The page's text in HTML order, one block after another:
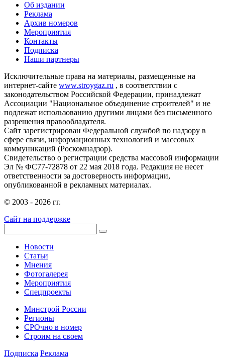
Об издании
Реклама
Архив номеров
Мероприятия
Контакты
Подписка
Наши партнеры
Исключительные права на материалы, размещенные на
интернет-сайте www.stroygaz.ru , в соответствии с
законодательством Российской Федерации, принадлежат
Ассоциации "Национальное объединение строителей" и не
подлежат использованию другими лицами без письменного
разрешения правообладателя.
Сайт зарегистрирован Федеральной службой по надзору в
сфере связи, информационных технологий и массовых
коммуникаций (Роскомнадзор).
Свидетельство о регистрации средства массовой информации
Эл № ФС77-72878 от 22 мая 2018 года. Редакция не несет
ответственности за достоверность информации,
опубликованной в рекламных материалах.
© 2003 - 2026 гг.
Сайт на поддержке
Новости
Статьи
Мнения
Фотогалерея
Мероприятия
Спецпроекты
Минстрой России
Регионы
СРОчно в номер
Строим на своем
Подписка Реклама